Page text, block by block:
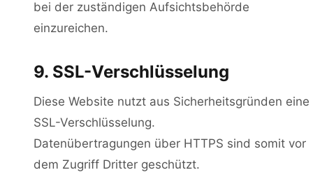
bei der zuständigen Aufsichtsbehörde
einzureichen.
9. SSL-Verschlüsselung
Diese Website nutzt aus Sicherheitsgründen eine
SSL-Verschlüsselung.
Datenübertragungen über HTTPS sind somit vor
dem Zugriff Dritter geschützt.